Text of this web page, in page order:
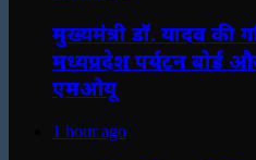
मुख्यमंत्री डॉ. यादव की
मध्यप्रदेश पर्यटन बोर्ड
एमओयू
1 hour ago